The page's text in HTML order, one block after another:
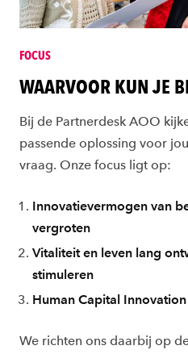
FOCUS
WAARVOOR KUN JE
Bij de Partnerdesk AOO
passende oplossing voor
vraag. Onze focus ligt op:
Innovatievermogen van
vergroten
Vitaliteit en leven lang
stimuleren
Human Capital Innovation
We richten ons daarbij op